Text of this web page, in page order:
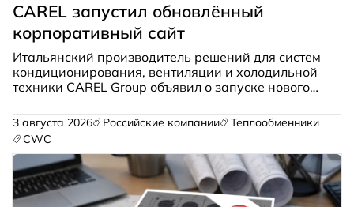
CAREL запустил обновлённый
корпоративный сайт
Итальянский производитель решений для систем
кондиционирования, вентиляции и холодильной
техники CAREL Group объявил о запуске нового
целью упростить доступ к информации о
компании для клиентов, партнёров и всех
заинтересованных сторон.
3 августа 2026 Российские компании
Теплообменники
CWC